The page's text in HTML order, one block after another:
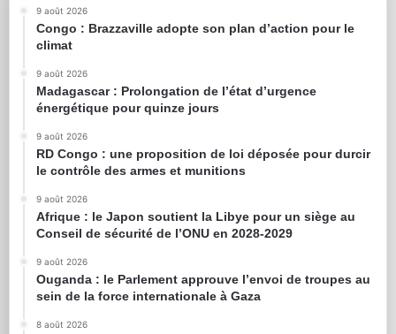
9 août 2026
Congo : Brazzaville adopte son plan d’action pour le
climat
9 août 2026
Madagascar : Prolongation de l’état d’urgence
énergétique pour quinze jours
9 août 2026
RD Congo : une proposition de loi déposée pour durcir
le contrôle des armes et munitions
9 août 2026
Afrique : le Japon soutient la Libye pour un siège au
Conseil de sécurité de l’ONU en 2028-2029
9 août 2026
Ouganda : le Parlement approuve l’envoi de troupes au
sein de la force internationale à Gaza
8 août 2026